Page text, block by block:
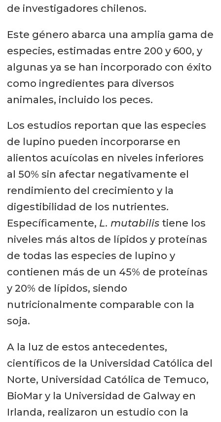
de investigadores chilenos.
Este género abarca una amplia gama de
especies, estimadas entre 200 y 600, y
algunas ya se han incorporado con éxito
como ingredientes para diversos
animales, incluido los peces.
Los estudios reportan que las especies
de lupino pueden incorporarse en
alientos acuícolas en niveles inferiores
al 50% sin afectar negativamente el
rendimiento del crecimiento y la
digestibilidad de los nutrientes.
Específicamente, L. mutabilistiene los
niveles más altos de lípidos y proteínas
de todas las especies de lupino y
contienen más de un 45% de proteínas
y 20% de lípidos, siendo
nutricionalmente comparable con la
soja.
A la luz de estos antecedentes,
científicos de la Universidad Católica del
Norte, Universidad Católica de Temuco,
BioMar y la Universidad de Galway en
Irlanda, realizaron un estudio con la